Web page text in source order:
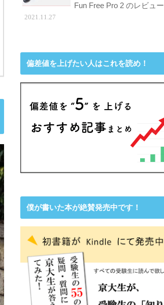
Fun Free Pro 2 のレビュー
2021.11.27
偏差値を上げたい人はこれを読め！
僕が書いた本が絶賛発売中です！